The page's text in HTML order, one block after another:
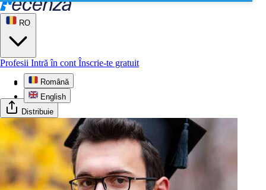
RO
Română
English
Profesii Intră în cont Înscrie-te gratuit
Profil
Distribuie